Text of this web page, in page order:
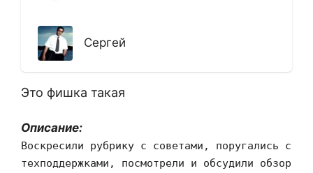
Сергей
Это фишка такая
Описание:
Воскресили рубрику с советами, поругались с
техподдержками, посмотрели и обсудили обзор